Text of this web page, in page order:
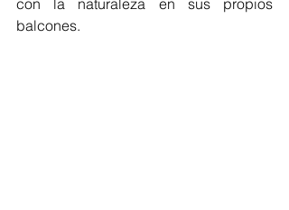
con la naturaleza en sus propios
balcones.